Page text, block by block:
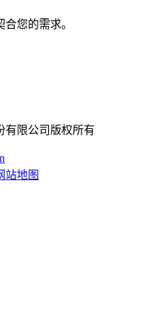
您的需求。
有限公司版权所有
站地图